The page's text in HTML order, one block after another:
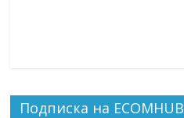
Подписка на ECOMHUB